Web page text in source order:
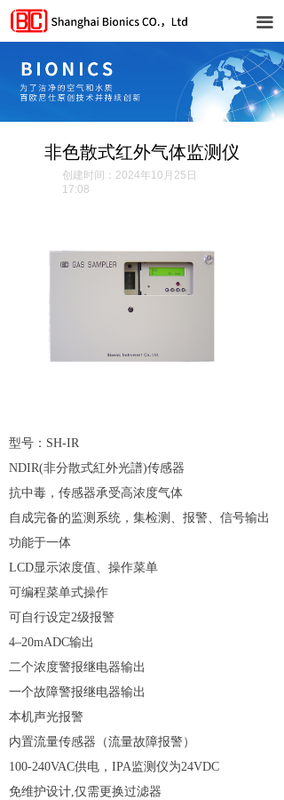
끀
首页
公司简介
产品中心
气体列表
气体传感器
非色散式红外气体监测仪
型号：SH-IR
NDIR(非分散式紅外光譜)传感器
抗中毒，传感器承受高浓度气体
自成完备的监测系统，集检测、报警、信号输出
功能于一体
LCD显示浓度值、操作菜单
可编程菜单式操作
可自行设定2级报警
4–20mADC输出
二个浓度警报继电器输出
一个故障警报继电器输出
本机声光报警
内置流量传感器（流量故障报警）
100-240VAC供电，IPA监测仪为24VDC
免维护设计,仅需更换过滤器
创建时间： 2024年10月25日
17:08